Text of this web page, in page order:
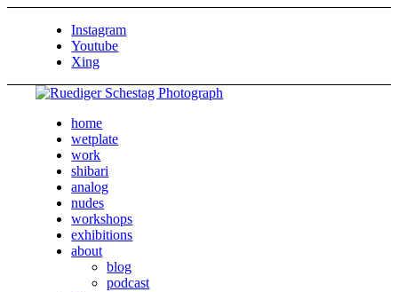
Instagram
Youtube
Xing
home
wetplate
work
shibari
analog
nudes
workshops
exhibitions
about
blog
podcast